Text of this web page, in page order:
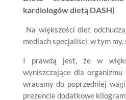
kardiologów dietą DASH)
Na większości diet
mediach specjaliści, w tym
I prawdą jest, że w
wyniszczające dla
wracamy do poprzedniej
prezencie dodatkowe